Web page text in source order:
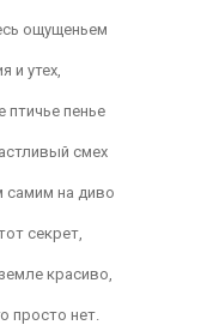
ощущеньем
и утех,
птичье пенье
смех
самим на диво
секрет,
красиво,
просто нет.